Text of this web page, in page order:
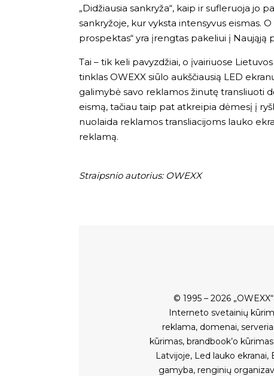
„Didžiausia sankryža“, kaip ir sufleruoja jo
sankryžoje, kur vyksta intensyvus eismas.
prospektas“ yra įrengtas pakeliui į
Tai – tik keli pavyzdžiai, o įvairiuose
tinklas OWEXX siūlo aukščiausią LED
galimybė savo reklamos žinutę transliuoti
eismą, tačiau taip pat atkreipia dėmesį į
nuolaida reklamos transliacijoms lauko
reklamą.
Straipsnio autorius: OWEXX
© 1995 – 2026
Interneto svetainių
reklama, domenai, serveriai
kūrimas, brandbook’o kūrimas
Latvijoje, Led lauko ekranai,
gamyba, renginių